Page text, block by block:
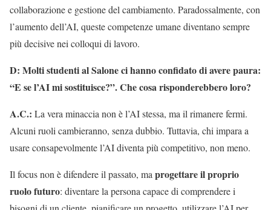
collaborazione e gestione del cambiamento. Paradossalmente, con
l’aumento dell’AI, queste competenze umane diventano sempre
più decisive nei colloqui di lavoro.
D: Molti studenti al Salone ci hanno confidato di avere paura:
“E se l’AI mi sostituisce?”. Che cosa risponderebbero loro?
A.C.: La vera minaccia non è l’AI stessa, ma il rimanere fermi.
Alcuni ruoli cambieranno, senza dubbio. Tuttavia, chi impara a
usare consapevolmente l’AI diventa più competitivo, non meno.
Il focus non è difendere il passato, maprogettare il proprio
ruolo futuro: diventare la persona capace di comprendere i